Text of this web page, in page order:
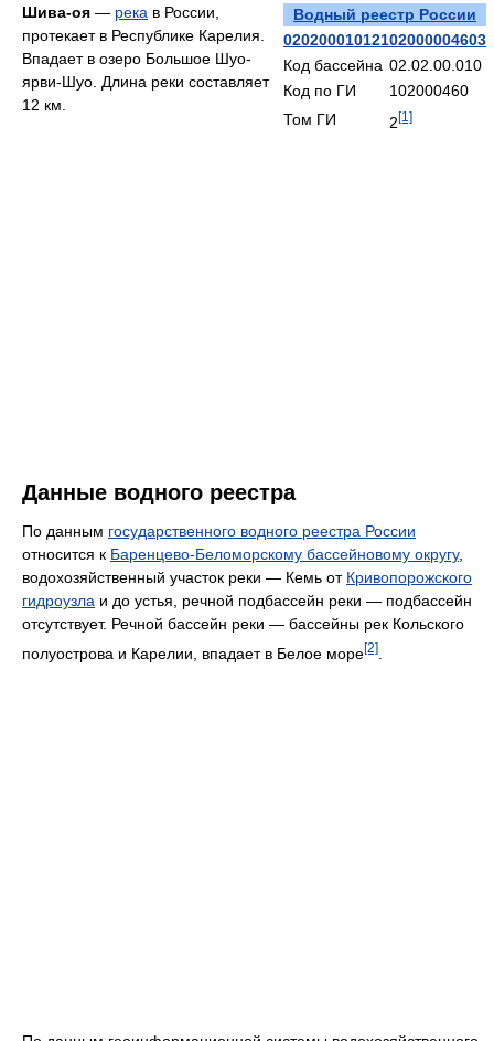
Водный реестр России
02020001012102000004603
Код бассейна 02.02.00.010
Код по ГИ
102000460
Том ГИ
2[1]
Шива-оя — река в России,
протекает в Республике Карелия.
Впадает в озеро Большое Шуо-
ярви-Шуо. Длина реки составляет
12 км.
Данные водного реестра
По данным государственного водного реестра России
относится к Баренцево-Беломорскому бассейновому округу,
водохозяйственный участок реки — Кемь от Кривопорожского
гидроузла и до устья, речной подбассейн реки — подбассейн
отсутствует. Речной бассейн реки — бассейны рек Кольского
полуострова и Карелии, впадает в Белое море[2]